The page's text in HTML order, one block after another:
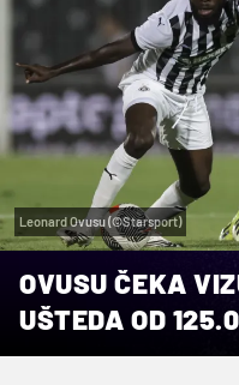
Leonard Ovusu (©Starsport)
OVUSU ČEKA
UŠTEDA OD